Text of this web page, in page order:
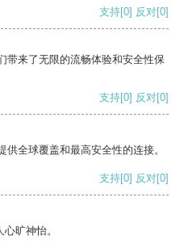
支持[0] 反对[0]
带来了无限的流畅体验和安全性保
支持[0] 反对[0]
全球覆盖和最高安全性的连接。
支持[0] 反对[0]
旷神怡。